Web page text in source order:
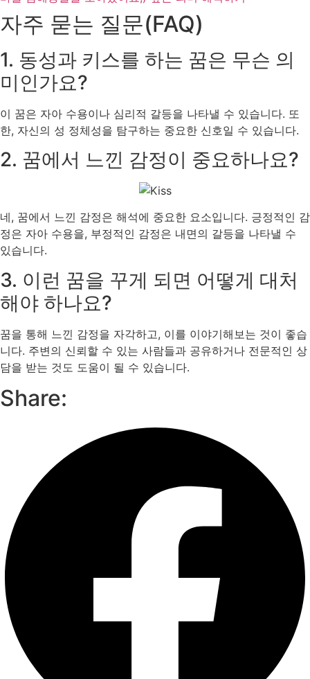
자주 묻는 질문(FAQ)
1. 동성과 키스를 하는 꿈은 무슨 의
미인가요?
이 꿈은 자아 수용이나 심리적 갈등을 나타낼 수 있습니다. 또
한, 자신의 성 정체성을 탐구하는 중요한 신호일 수 있습니다.
2. 꿈에서 느낀 감정이 중요하나요?
네, 꿈에서 느낀 감정은 해석에 중요한 요소입니다. 긍정적인 감
정은 자아 수용을, 부정적인 감정은 내면의 갈등을 나타낼 수
있습니다.
3. 이런 꿈을 꾸게 되면 어떻게 대처
해야 하나요?
꿈을 통해 느낀 감정을 자각하고, 이를 이야기해보는 것이 좋습
니다. 주변의 신뢰할 수 있는 사람들과 공유하거나 전문적인 상
담을 받는 것도 도움이 될 수 있습니다.
Share: